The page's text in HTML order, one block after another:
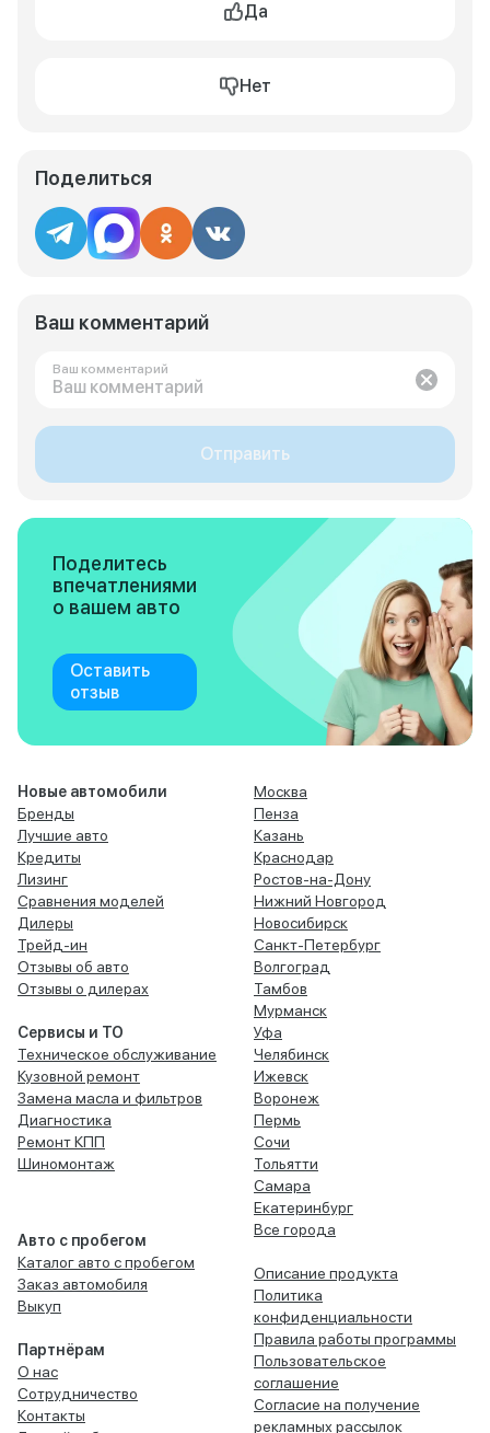
Да
Нет
Поделиться
Ваш комментарий
Ваш комментарий
Отправить
Поделитесь
впечатлениями
о вашем авто
Оставить
отзыв
Новые автомобили
Бренды
Лучшие авто
Кредиты
Лизинг
Сравнения моделей
Дилеры
Трейд-ин
Отзывы об авто
Отзывы о дилерах
Сервисы и ТО
Техническое обслуживание
Кузовной ремонт
Замена масла и фильтров
Диагностика
Ремонт КПП
Шиномонтаж
Авто с пробегом
Каталог авто с пробегом
Заказ автомобиля
Выкуп
Партнёрам
О нас
Сотрудничество
Контакты
Москва
Пенза
Казань
Краснодар
Ростов-на-Дону
Нижний Новгород
Новосибирск
Санкт-Петербург
Волгоград
Тамбов
Мурманск
Уфа
Челябинск
Ижевск
Воронеж
Пермь
Сочи
Тольятти
Самара
Екатеринбург
Все города
Описание продукта
Политика
конфиденциальности
Правила работы программы
Пользовательское
соглашение
Согласие на получение
рекламных рассылок